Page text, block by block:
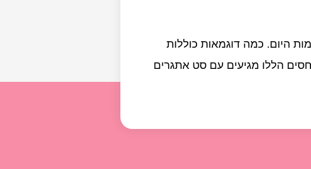
היום. כמה דוגמאות כוללות
הללו מגיעים עם סט אתגרים